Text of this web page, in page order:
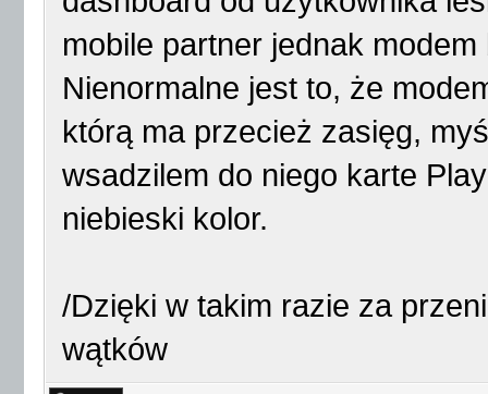
mobile partner jednak
Nienormalne jest to, że
którą ma przecież zasięg,
wsadzilem do niego karte
niebieski kolor.
/Dzięki w takim razie za
wątków